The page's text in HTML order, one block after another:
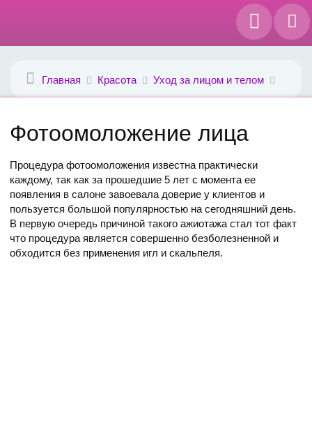
Главная Красота Уход за лицом и телом
Фотоомоложение лица
Процедура фотоомоложения известна практически
каждому, так как за прошедшие 5 лет с момента ее
появления в салоне завоевала доверие у клиентов и
пользуется большой популярностью на сегодняшний день.
В первую очередь причиной такого ажиотажа стал тот факт
что процедура является совершенно безболезненной и
обходится без применения игл и скальпеля.